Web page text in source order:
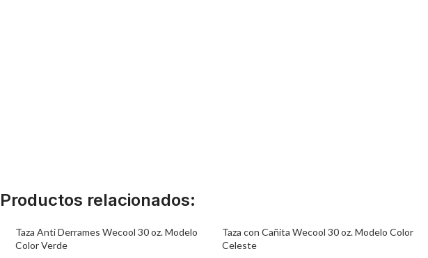
Productos relacionados:
Taza Anti Derrames Wecool 30 oz. Modelo
Color Verde
Taza con Cañita Wecool 30 oz. Modelo Color
Celeste